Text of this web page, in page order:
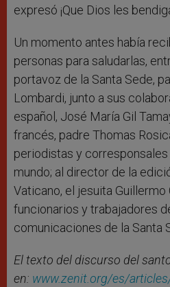
expresó ¡Que Dios les
Un momento antes había
personas para saludarlas,
portavoz de la Santa Sede,
Lombardi, junto a sus
español, José María Gil
francés, padre Thomas
periodistas y
mundo; al director de la
Vaticano, el jesuita Guillermo
funcionarios y trabajadores
comunicaciones de la Santa
El texto del discurso del
en: www.zenit.org/es/